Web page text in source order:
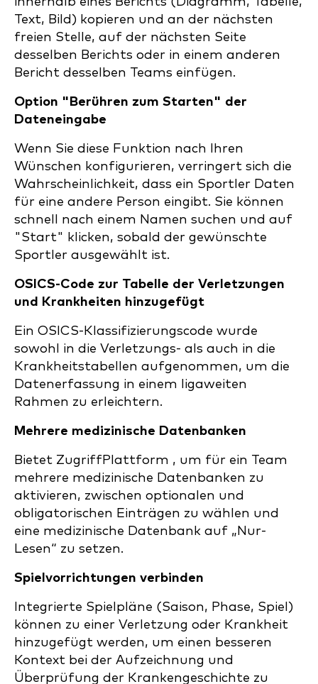
Text, Bild) kopieren und an der nächsten
freien Stelle, auf der nächsten Seite
desselben Berichts oder in einem anderen
Bericht desselben Teams einfügen.
Option "Berühren zum Starten" der
Dateneingabe
Wenn Sie diese Funktion nach Ihren
Wünschen konfigurieren, verringert sich die
Wahrscheinlichkeit, dass ein Sportler Daten
für eine andere Person eingibt. Sie können
schnell nach einem Namen suchen und auf
"Start" klicken, sobald der gewünschte
Sportler ausgewählt ist.
OSICS-Code zur Tabelle der Verletzungen
und Krankheiten hinzugefügt
Ein OSICS-Klassifizierungscode wurde
sowohl in die Verletzungs- als auch in die
Krankheitstabellen aufgenommen, um die
Datenerfassung in einem ligaweiten
Rahmen zu erleichtern.
Mehrere medizinische Datenbanken
Bietet ZugriffPlattform , um für ein Team
mehrere medizinische Datenbanken zu
aktivieren, zwischen optionalen und
obligatorischen Einträgen zu wählen und
eine medizinische Datenbank auf „Nur-
Lesen“ zu setzen.
Spielvorrichtungen verbinden
Integrierte Spielpläne (Saison, Phase, Spiel)
können zu einer Verletzung oder Krankheit
hinzugefügt werden, um einen besseren
Kontext bei der Aufzeichnung und
Überprüfung der Krankengeschichte zu